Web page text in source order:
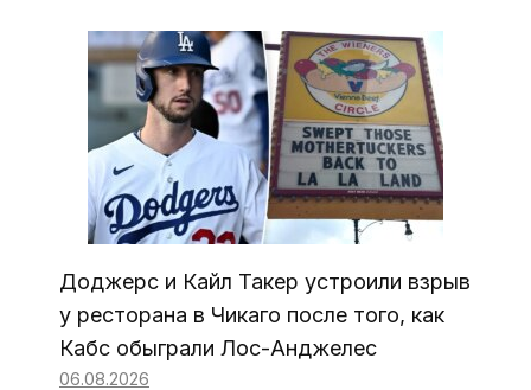
Доджерс и Кайл Такер устроили взрыв
у ресторана в Чикаго после того, как
Кабс обыграли Лос-Анджелес
06.08.2026